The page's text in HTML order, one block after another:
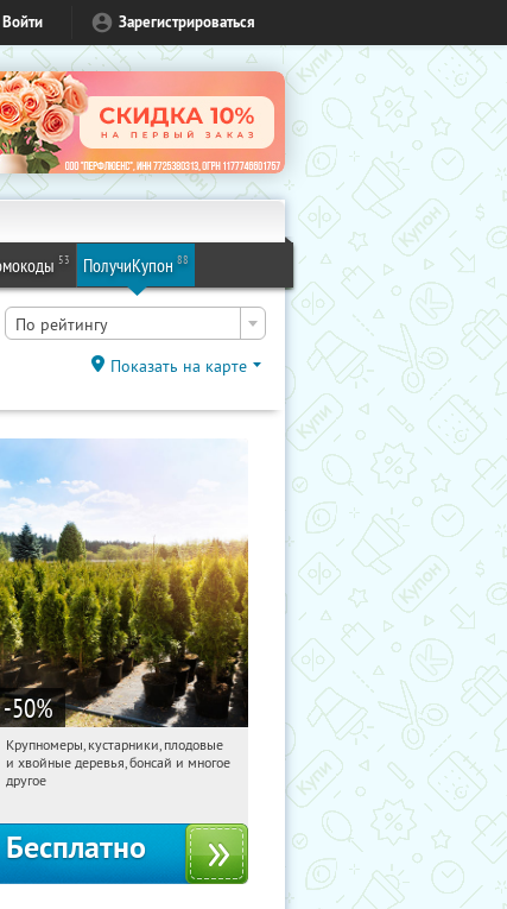
Войти Зарегистрироваться
53 ПолучиКупон 88
По рейтингу
Показать на карте
-50%
08:41:54 Получили:28
Москва, Рябиновая улица, 17
Крупномеры, кустарники, плодовые
и хвойные деревья, бонсай и многое
другое
Бесплатно